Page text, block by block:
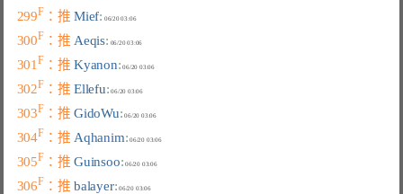
299F ：推 Mief: 06/20 03:06
300F ：推 Aeqis:
301 F ：推 Kyanon: 06/20 03:06
302F ：推 Ellefu: 06/20 03:06
303F ：推 GidoWu: 06/20 03:06
304F ：推 Aqhanim: 06/20 03:06
305F ：推 Guinsoo: 06/20 03:06
306F ：推 balayer: 06/20 03:06